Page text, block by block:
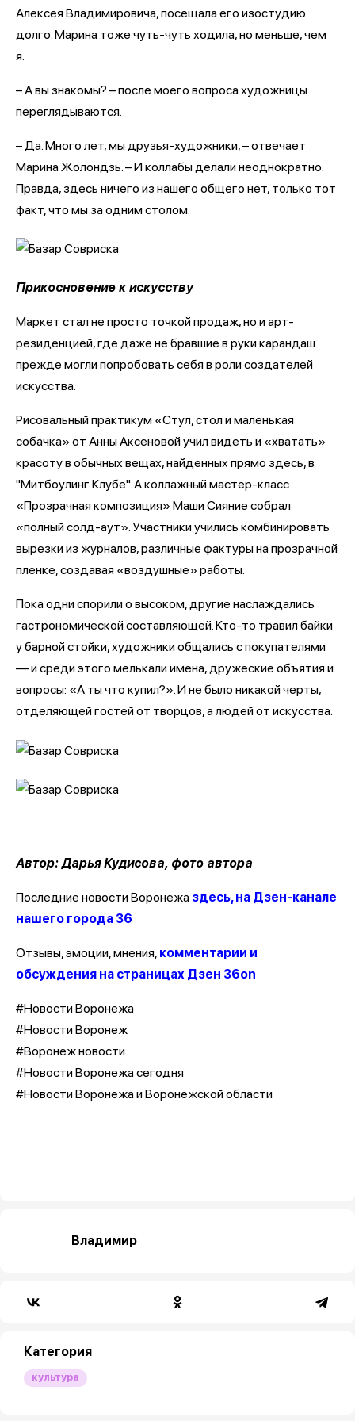
Алексея Владимировича, посещала его изостудию
долго. Марина тоже чуть-чуть ходила, но меньше, чем
я.
– А вы знакомы? – после моего вопроса художницы
переглядываются.
– Да. Много лет, мы друзья-художники, – отвечает
Марина Жолондзь. – И коллабы делали неоднократно.
Правда, здесь ничего из нашего общего нет, только тот
факт, что мы за одним столом.
Прикосновение к искусству
Маркет стал не просто точкой продаж, но и арт-
резиденцией, где даже не бравшие в руки карандаш
прежде могли попробовать себя в роли создателей
искусства.
Рисовальный практикум «Стул, стол и маленькая
собачка» от Анны Аксеновой учил видеть и «хватать»
красоту в обычных вещах, найденных прямо здесь, в
"Митбоулинг Клубе". А коллажный мастер-класс
«Прозрачная композиция» Маши Сияние собрал
«полный солд-аут». Участники учились комбинировать
вырезки из журналов, различные фактуры на прозрачной
пленке, создавая «воздушные» работы.
Пока одни спорили о высоком, другие наслаждались
гастрономической составляющей. Кто-то травил байки
у барной стойки, художники общались с покупателями
— и среди этого мелькали имена, дружеские объятия и
вопросы: «А ты что купил?». И не было никакой черты,
отделяющей гостей от творцов, а людей от искусства.
Автор: Дарья Кудисова, фото автора
Последние новости Воронежа здесь, на Дзен-канале
нашего города 36
Отзывы, эмоции, мнения, комментарии и
обсуждения на страницах Дзен 36on
#Новости Воронежа
#Новости Воронеж
#Воронеж новости
#Новости Воронежа сегодня
#Новости Воронежа и Воронежской области
Владимир
Категория
культура